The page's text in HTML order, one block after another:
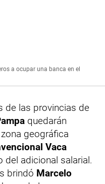
a ocupar una banca en el
de las provincias de
quedarán
geográfica
Vaca
del adicional salarial.
brindó Marcelo